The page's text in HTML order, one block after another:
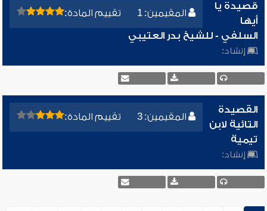
المقيمين: 1 تقييم المادة:
قصيدة يا
أيها
السلفي - للشيخ بدر العتيبي
إنشاد:
المقيمين: 3 تقييم المادة:
القصيدة
التائية لابن
تيمية
إنشاد: